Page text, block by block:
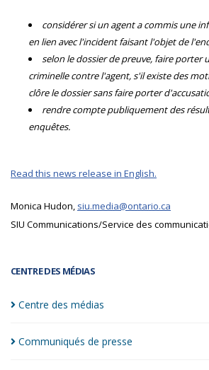
CENTRE DES MÉDIAS
Centre des médias
Communiqués de presse
considérer si un agent a commis une
en lien avec l'incident faisant l'objet de
selon le dossier de preuve, faire porter
criminelle contre l'agent, s'il existe des
clôre le dossier sans faire porter
rendre compte publiquement des
enquêtes.
Read this news release in English.
Monica Hudon, siu.media@ontario.ca
SIU Communications/Service des